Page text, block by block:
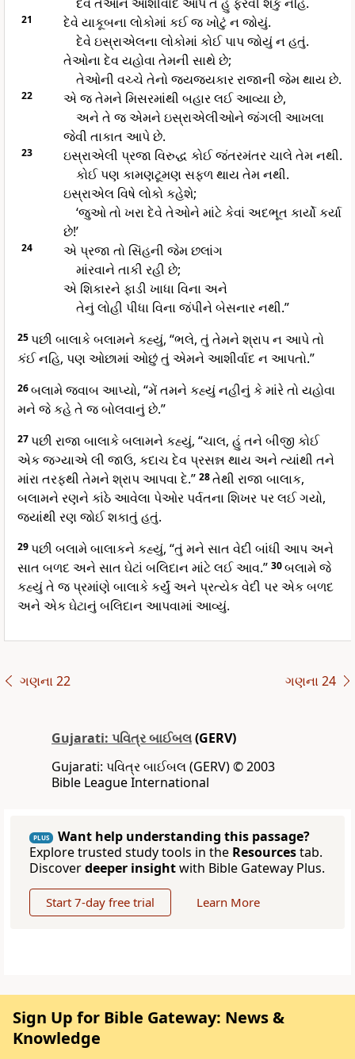
21
દેવે યાકૂબના લોકોમાં કઈ જ ખોટું ન જોયું.
દેવે ઇસ્રાએલના લોકોમાં કોઈ પાપ જોયું ન હતું.
તેઓના દેવ યહોવા તેમની સાથે છે;
તેઓની વચ્ચે તેનો જયજયકાર રાજાની જેમ થાય છે.
22
એ જ તેમને મિસરમાંથી બહાર લઈ આવ્યા છે,
અને તે જ એમને ઇસ્રાએલીઓને જંગલી આખલા
જેવી તાકાત આપે છે.
23
ઇસ્રાએલી પ્રજા વિરુદ્ધ કોઈ જંતરમંતર ચાલે તેમ નથી.
કોઈ પણ કામણટૂમણ સફળ થાય તેમ નથી.
ઇસ્રાએલ વિષે લોકો કહેશે;
‘જુઓ તો ખરા દેવે તેઓને માંટે કેવાં અદભૂત કાર્યો કર્યા
છે!’
24
એ પ્રજા તો સિંહની જેમ છલાંગ
માંરવાને તાકી રહી છે;
એ શિકારને ફાડી ખાધા વિના અને
તેનું લોહી પીધા વિના જંપીને બેસનાર નથી.”
25પછી બાલાકે બલામને કહ્યું, “ભલે, તું તેમને શ્રાપ ન આપે તો
કંઈ નહિ, પણ ઓછામાં ઓછું તું એમને આશીર્વાદ ન આપતો.”
26બલામે જવાબ આપ્યો, “મેં તમને કહ્યું નહીનું કે માંરે તો યહોવા
મને જે કહે તે જ બોલવાનું છે.”
27પછી રાજા બાલાકે બલામને કહ્યું, “ચાલ, હું તને બીજી કોઈ
એક જગ્યાએ લી જાઉ, કદાચ દેવ પ્રસન્ન થાય અને ત્યાંથી તને
માંરા તરફથી તેમને શ્રાપ આપવા દે.” 28તેથી રાજા બાલાક,
બલામને રણને કાંઠે આવેલા પેઓર પર્વતના શિખર પર લઈ ગયો,
જયાંથી રણ જોઈ શકાતું હતું.
29પછી બલામે બાલાકને કહ્યું, “તું મને સાત વેદી બાંધી આપ અને
સાત બળદ અને સાત ઘેટાં બલિદાન માંટે લઈ આવ.” 30બલામે જે
કહ્યું તે જ પ્રમાંણે બાલાકે કર્યું અને પ્રત્યેક વેદી પર એક બળદ
અને એક ઘેટાનું બલિદાન આપવામાં આવ્યું.
ગણના 22 ગણના 24
Gujarati: પવિત્ર બાઈબલ(GERV)
Gujarati: પવિત્ર બાઈબલ (GERV) © 2003
Bible League International
PLUS
Want help understanding this passage?
Explore trusted study tools in the Resourcestab.
Discoverdeeper insightwith Bible Gateway Plus.
Start 7-day free trial Learn More
Sign Up for Bible Gateway: News &
Knowledge